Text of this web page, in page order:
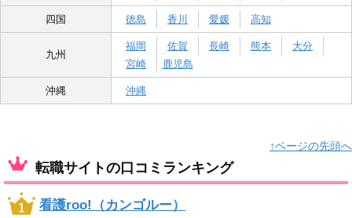
四国 徳島 香川 愛媛 高知
九州
福岡 佐賀 長崎 熊本
大分
宮崎
鹿児島
沖縄 沖縄
↑ページの先頭へ
転職サイトの口コミランキング
看護roo!（カンゴルー）